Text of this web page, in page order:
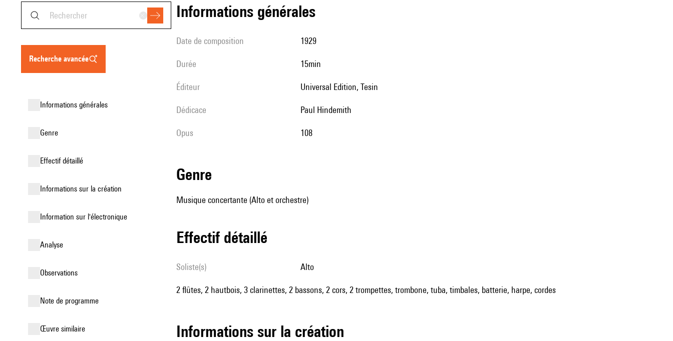
recherche avancée
informations générales
genre
effectif détaillé
informations sur la création
Information sur l'électronique
analyse
observations
Note de programme
œuvre similaire
informations générales
date de composition 1929
durée 15min
éditeur Universal Edition, Tesin
Dédicace Paul Hindemith
Opus 108
genre
Musique concertante (Alto et orchestre)
effectif détaillé
Soliste(s) alto
2 flûtes, 2 hautbois, 3 clarinettes, 2 bassons, 2 cors, 2 trompettes, trombone, tuba, timbales, batterie, harpe, cordes
informations sur la création